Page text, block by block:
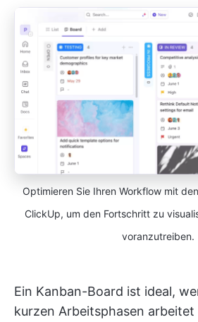
Optimieren Sie Ihren Workflow mit
ClickUp, um den Fortschritt zu
voranzutreiben.
Ein Kanban-Board ist ideal,
kurzen Arbeitsphasen